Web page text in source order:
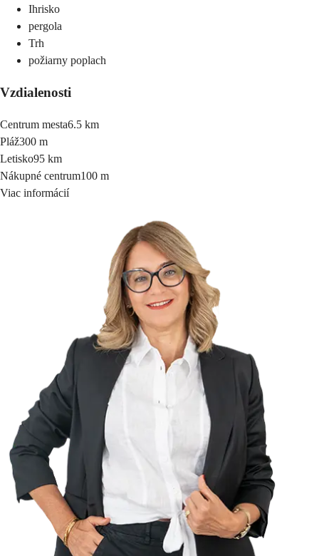
Ihrisko
pergola
Trh
požiarny poplach
Vzdialenosti
Centrum mesta6.5 km
Pláž300 m
Letisko95 km
Nákupné centrum100 m
Viac informácií